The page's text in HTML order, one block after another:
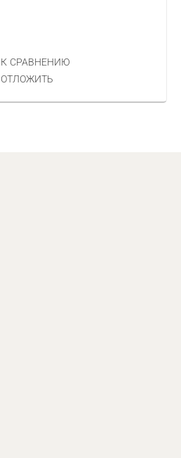
К СРАВНЕНИЮ
ОТЛОЖИТЬ